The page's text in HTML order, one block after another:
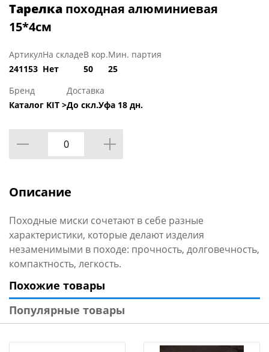
Тарелка походная алюминиевая
15*4см
Артикул
241153
На складе
Нет
В кор.
50
Мин. партия
25
Бренд
Каталог KIT >
Доставка
До скл.Уфа 18 дн.
Описание
Походные миски сочетают в себе разные
характеристики, которые делают изделия
незаменимыми в походе: прочность, долговечность,
компактность, легкость.
Похожие товары
Популярные товары